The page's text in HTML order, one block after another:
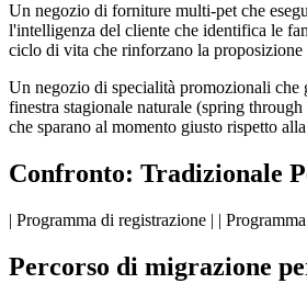
Un negozio di forniture multi-pet che
l'intelligenza del cliente che identifica le
ciclo di vita che rinforzano la
Un negozio di specialità promozionali che
finestra stagionale naturale (spring
che sparano al momento giusto rispetto
Confronto: Tradizionale
| Programma di registrazione | |
Percorso di migrazione